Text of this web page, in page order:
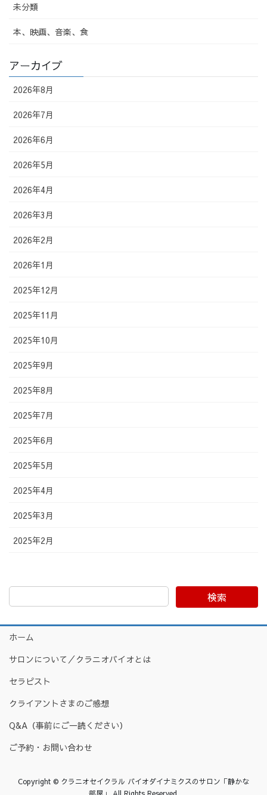
未分類
本、映画、音楽、食
アーカイブ
2026年8月
2026年7月
2026年6月
2026年5月
2026年4月
2026年3月
2026年2月
2026年1月
2025年12月
2025年11月
2025年10月
2025年9月
2025年8月
2025年7月
2025年6月
2025年5月
2025年4月
2025年3月
2025年2月
検索
ホーム
サロンについて／クラニオバイオとは
セラピスト
クライアントさまのご感想
Q&A（事前にご一読ください）
ご予約・お問い合わせ
Copyright © クラニオセイクラル バイオダイナミクスのサロン「静かな